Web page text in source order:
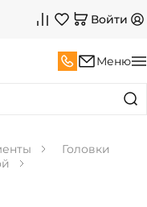
Войти
Меню
Головки